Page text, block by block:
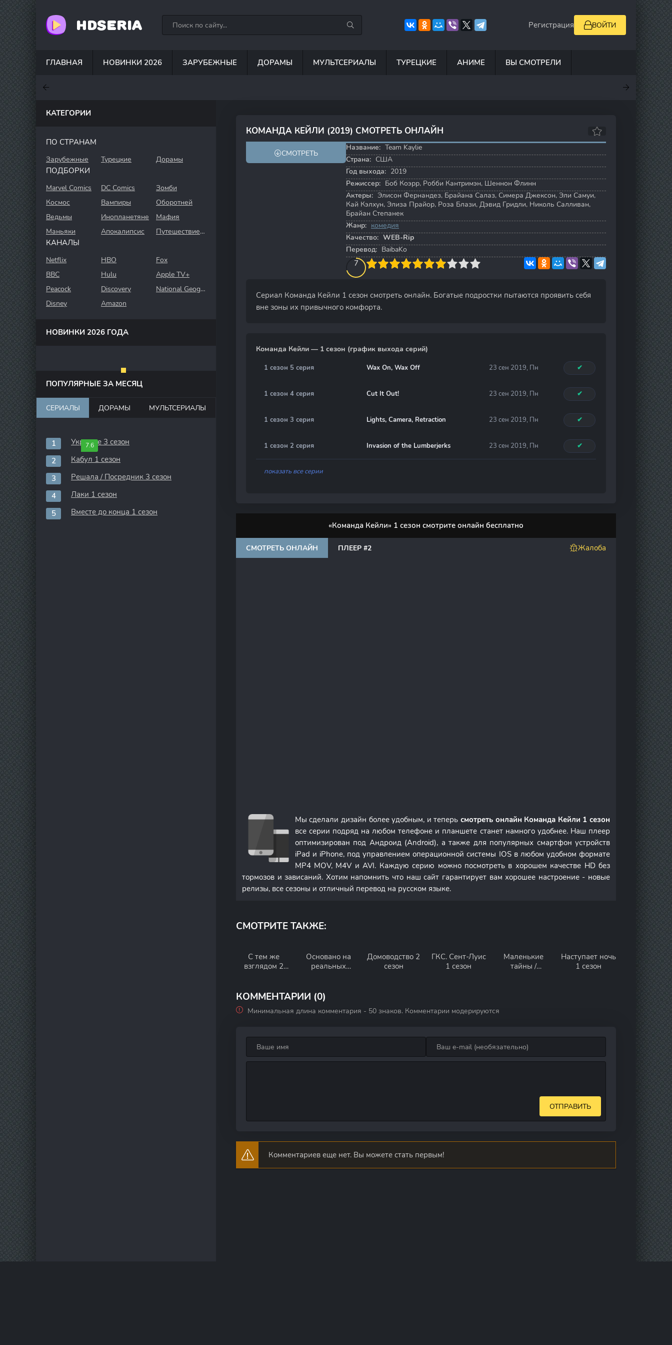
HDSERIA Регистрация ВОЙТИ
ГЛАВНАЯ НОВИНКИ 2026 ЗАРУБЕЖНЫЕ ДОРАМЫ МУЛЬТСЕРИАЛЫ ТУРЕЦКИЕ АНИМЕ ВЫ СМОТРЕЛИ
5
КОМАНДА КЕЙЛИ (2019) СМОТРЕТЬ ОНЛАЙН
4.5
СМОТРЕТЬ
Название: Team Kaylie
Страна: США
Год выхода: 2019
Режиссер: Боб Коэрр, Робби Кантримэн, Шеннон Флинн
Актеры: Элисон Фернандез, Брайана Салаз, Симера Джексон, Эли Самуи,
Кай Кэлхун, Элиза Прайор, Роза Блази, Дэвид Гридли, Николь Салливан,
Брайан Степанек
Жанр: комедия
Качество: WEB-Rip
Перевод: BaibaKo
7
4 5 6 7 8 9 10
Сериал Команда Кейли 1 сезон смотреть онлайн. Богатые подростки пытаются проявить себя
вне зоны их привычного комфорта.
Команда Кейли — 1 сезон (график выхода серий)
1 сезон 5 серия Wax On, Wax Off 23 сен 2019, Пн ✔
1 сезон 4 серия Cut It Out! 23 сен 2019, Пн ✔
1 сезон 3 серия Lights, Camera, Retraction 23 сен 2019, Пн ✔
1 сезон 2 серия Invasion of the Lumberjerks 23 сен 2019, Пн ✔
показать все серии
«Команда Кейли» 1 сезон смотрите онлайн бесплатно
СМОТРЕТЬ ОНЛАЙН ПЛЕЕР #2 Жалоба
Мы сделали дизайн более удобным, и теперь смотреть онлайн Команда Кейли 1 сезон
все серии подряд на любом телефоне и планшете станет намного удобнее. Наш плеер
оптимизирован под Андроид (Android), а также для популярных смартфон устройств
iPad и iPhone, под управлением операционной системы IOS в любом удобном формате
MP4 MOV, M4V и AVI. Каждую серию можно посмотреть в хорошем качестве HD без
тормозов и зависаний. Хотим напомнить что наш сайт гарантирует вам хорошее настроение - новые
релизы, все сезоны и отличный перевод на русском языке.
СМОТРИТЕ ТАКЖЕ:
С тем же
взглядом 2
Основано на
реальных
Домоводство 2
сезон
ГКС. Сент-Луис
1 сезон
Маленькие
тайны /
Наступает ночь
1 сезон
КОММЕНТАРИИ (0)
Минимальная длина комментария - 50 знаков. Комментарии модерируются
ОТПРАВИТЬ
Комментариев еще нет. Вы можете стать первым!
КАТЕГОРИИ
ПО СТРАНАМ
Зарубежные Турецкие Дорамы
ПОДБОРКИ
Marvel Comics DC Comics
Зомби
Космос
Вампиры
Оборотней
Ведьмы
Инопланетяне
Мафия
Маньяки
Апокалипсис Путешествие во времени
КАНАЛЫ
Netflix HBO
Fox
BBC
Hulu
Apple TV+
Peacock
Discovery
National Geographic
Disney
Amazon
НОВИНКИ 2026 ГОДА
ПОПУЛЯРНЫЕ ЗА МЕСЯЦ
СЕРИАЛЫ ДОРАМЫ МУЛЬТСЕРИАЛЫ
7.6
Укрытие 3 сезон
Кабул 1 сезон
Решала / Посредник 3 сезон
Лаки 1 сезон
Вместе до конца 1 сезон